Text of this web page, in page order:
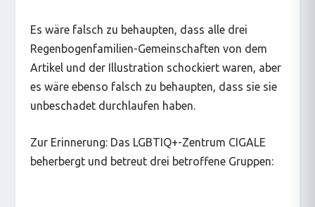
Es wäre falsch zu behaupten, dass alle drei
Regenbogenfamilien-Gemeinschaften von dem
Artikel und der Illustration schockiert waren, aber
es wäre ebenso falsch zu behaupten, dass sie sie
unbeschadet durchlaufen haben.
Zur Erinnerung: Das LGBTIQ+-Zentrum CIGALE
beherbergt und betreut drei betroffene Gruppen: